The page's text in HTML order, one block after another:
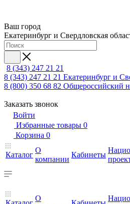
Ваш город
Екатеринбург и Свердловская
8 (343) 247 21 21
8 (343) 247 21 21 Екатеринбург и
8 (800) 350 68 82 Общероссийский
Заказать звонок
Войти
Избранные товары 0
Корзина 0
Каталог
О
компании
Кабинеты
О